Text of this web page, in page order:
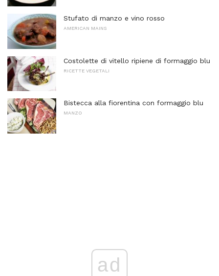
Stufato di manzo e vino rosso
AMERICAN MAINS
Costolette di vitello ripiene di formaggio blu
RICETTE VEGETALI
Bistecca alla fiorentina con formaggio blu
MANZO
ad